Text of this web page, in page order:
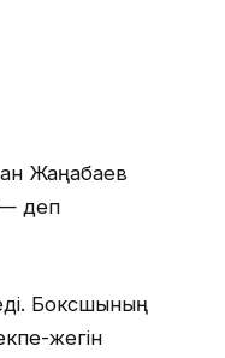
Жаңабаев
— деп
Боксшының
жегін